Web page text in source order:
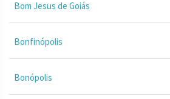
Bom Jesus de Goiás
Bonfinópolis
Bonópolis